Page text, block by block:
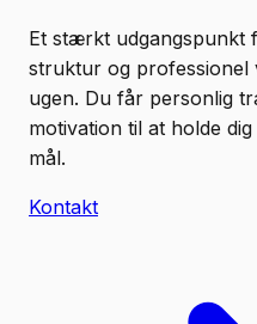
Et stærkt udgangspunkt
struktur og professionel
ugen. Du får personlig
motivation til at holde
mål.
Kontakt